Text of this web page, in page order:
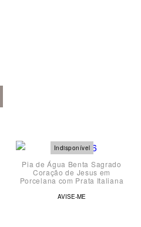
Pia de Água Benta Sagrado
Coração de Jesus em
Porcelana com Prata Italiana
AVISE-ME